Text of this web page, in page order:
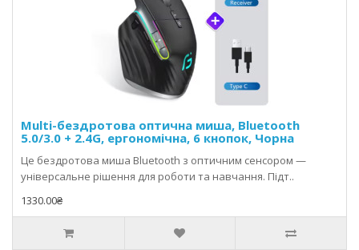
Multi-бездротова оптична миша, Bluetooth
5.0/3.0 + 2.4G, ергономічна, 6 кнопок, Чорна
Це бездротова миша Bluetooth з оптичним сенсором —
універсальне рішення для роботи та навчання. Підт..
1330.00₴